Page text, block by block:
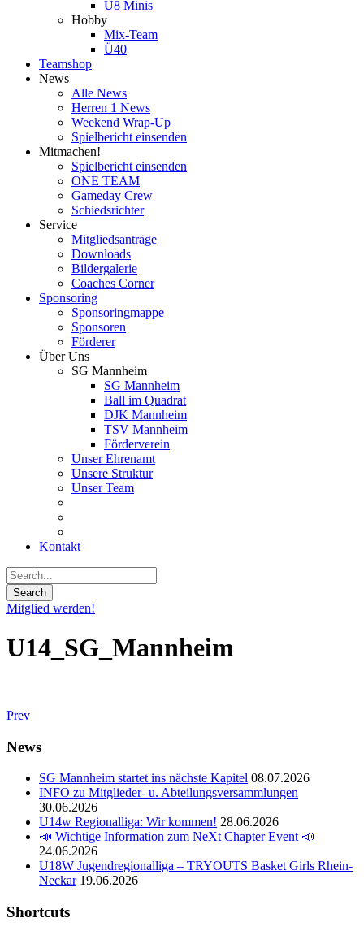
U8 Minis
Hobby
Mix-Team
Ü40
Teamshop
News
Alle News
Herren 1 News
Weekend Wrap-Up
Spielbericht einsenden
Mitmachen!
Spielbericht einsenden
ONE TEAM
Gameday Crew
Schiedsrichter
Service
Mitgliedsanträge
Downloads
Bildergalerie
Coaches Corner
Sponsoring
Sponsoringmappe
Sponsoren
Förderer
Über Uns
SG Mannheim
SG Mannheim
Ball im Quadrat
DJK Mannheim
TSV Mannheim
Förderverein
Unser Ehrenamt
Unsere Struktur
Unser Team
Kontakt
Mitglied werden!
U14_SG_Mannheim
Prev
News
SG Mannheim startet ins nächste Kapitel 08.07.2026
INFO zu Mitglieder- u. Abteilungsversammlungen
30.06.2026
U14w Regionalliga: Wir kommen! 28.06.2026
📣 Wichtige Information zum NeXt Chapter Event 📣
24.06.2026
U18W Jugendregionalliga – TRYOUTS Basket Girls Rhein-
Neckar 19.06.2026
Shortcuts